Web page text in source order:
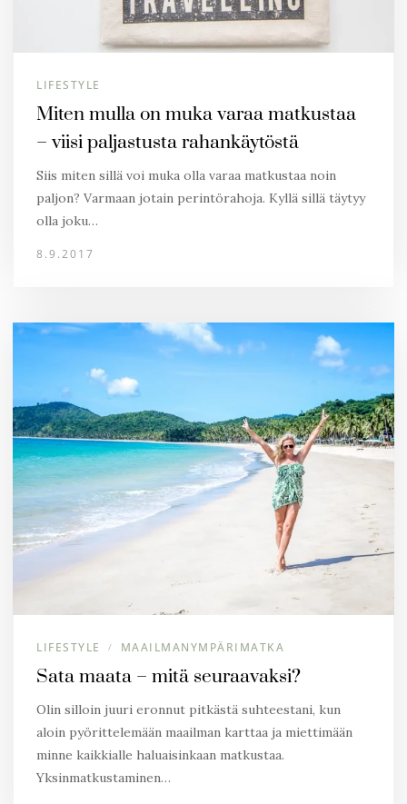
LIFESTYLE
Miten mulla on muka varaa matkustaa
– viisi paljastusta rahankäytöstä
Siis miten sillä voi muka olla varaa matkustaa noin
paljon? Varmaan jotain perintörahoja. Kyllä sillä täytyy
olla joku…
8.9.2017
LIFESTYLE / MAAILMANYMPÄRIMATKA
Sata maata – mitä seuraavaksi?
Olin silloin juuri eronnut pitkästä suhteestani, kun
aloin pyörittelemään maailman karttaa ja miettimään
minne kaikkialle haluaisinkaan matkustaa.
Yksinmatkustaminen…